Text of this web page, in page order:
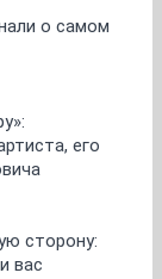
о самом
его
сторону:
вас